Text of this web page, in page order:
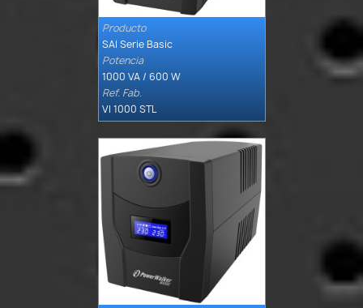

Producto
SAI Serie Basic
Potencia
1000 VA / 600 W
Ref. Fab.
VI 1000 STL